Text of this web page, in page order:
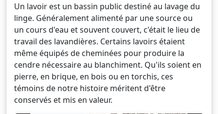
Un lavoir est un bassin public destiné au lavage du
linge. Généralement alimenté par une source ou
un cours d'eau et souvent couvert, c'était le lieu de
travail des lavandières. Certains lavoirs étaient
même équipés de cheminées pour produire la
cendre nécessaire au blanchiment. Qu'ils soient en
pierre, en brique, en bois ou en torchis, ces
témoins de notre histoire méritent d'être
conservés et mis en valeur.